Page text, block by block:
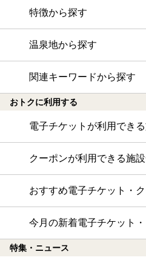
特徴から探す
温泉地から探す
関連キーワードから探す
おトクに利用する
電子チケットが利用でき
クーポンが利用できる施
おすすめ電子チケット・
今月の新着電子チケット
特集・ニュース